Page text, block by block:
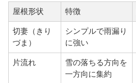
屋根形状 特徴
切妻（きり
づま）
シンプルで雨漏り
に強い
片流れ
雪の落ちる方向を
一方向に集約